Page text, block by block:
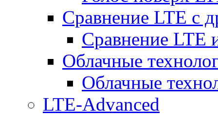
Сравнение LTE с
Сравнение LTE
Облачные
Облачные
LTE-Advanced